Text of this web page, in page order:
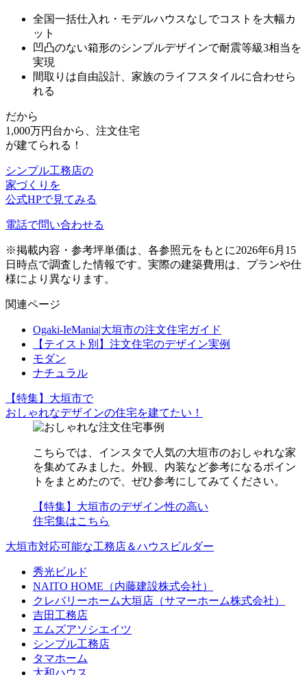
全国一括仕入れ・モデルハウスなしでコストを大幅カ
ット
凹凸のない箱形のシンプルデザインで耐震等級3相当を
実現
間取りは自由設計、家族のライフスタイルに合わせら
れる
だから
1,000万円台から、注文住宅
が建てられる！
シンプル工務店の
家づくりを
公式HPで見てみる
電話で問い合わせる
※掲載内容・参考坪単価は、各参照元をもとに2026年6月15
日時点で調査した情報です。実際の建築費用は、プランや仕
様により異なります。
関連ページ
Ogaki-IeMania|大垣市の注文住宅ガイド
【テイスト別】注文住宅のデザイン実例
モダン
ナチュラル
【特集】大垣市で
おしゃれなデザインの住宅を建てたい！
こちらでは、インスタで人気の大垣市のおしゃれな家
を集めてみました。外観、内装など参考になるポイン
トをまとめたので、ぜひ参考にしてみてください。
【特集】大垣市のデザイン性の高い
住宅集はこちら
大垣市対応可能な工務店＆ハウスビルダー
秀光ビルド
NAITO HOME（内藤建設株式会社）
クレバリーホーム大垣店（サマーホーム株式会社）
吉田工務店
エムズアソシエイツ
シンプル工務店
タマホーム
大和ハウス